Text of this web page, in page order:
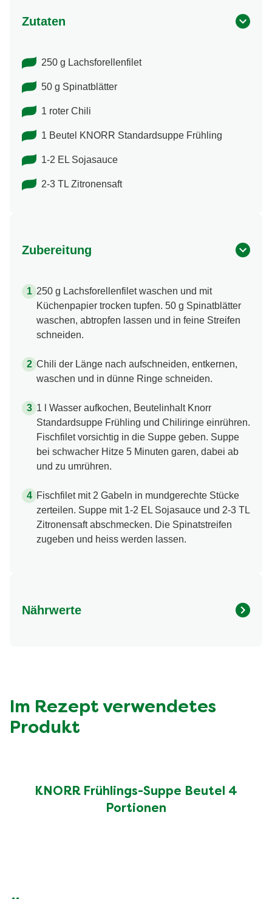
Zutaten
250 g Lachsforellenfilet
50 g Spinatblätter
1 roter Chili
1 Beutel KNORR Standardsuppe Frühling
1-2 EL Sojasauce
2-3 TL Zitronensaft
Zubereitung
250 g Lachsforellenfilet waschen und mit
Küchenpapier trocken tupfen. 50 g Spinatblätter
waschen, abtropfen lassen und in feine Streifen
schneiden.
Chili der Länge nach aufschneiden, entkernen,
waschen und in dünne Ringe schneiden.
1 l Wasser aufkochen, Beutelinhalt Knorr
Standardsuppe Frühling und Chiliringe einrühren.
Fischfilet vorsichtig in die Suppe geben. Suppe
bei schwacher Hitze 5 Minuten garen, dabei ab
und zu umrühren.
Fischfilet mit 2 Gabeln in mundgerechte Stücke
zerteilen. Suppe mit 1-2 EL Sojasauce und 2-3 TL
Zitronensaft abschmecken. Die Spinatstreifen
zugeben und heiss werden lassen.
Nährwerte
Kohlenhydrate (g)
davon Zucker (g)
Salz (g)
3.1 g
Im Rezept verwendetes
Produkt
KNORR Frühlings-Suppe Beutel 4
Portionen